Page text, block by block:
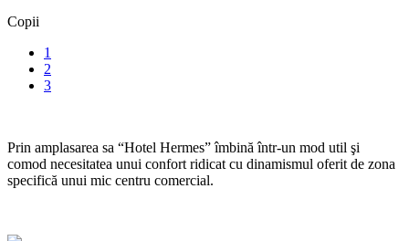
Copii
1
2
3
Prin amplasarea sa “Hotel Hermes” îmbină într-un mod util şi
comod necesitatea unui confort ridicat cu dinamismul oferit de zona
specifică unui mic centru comercial.